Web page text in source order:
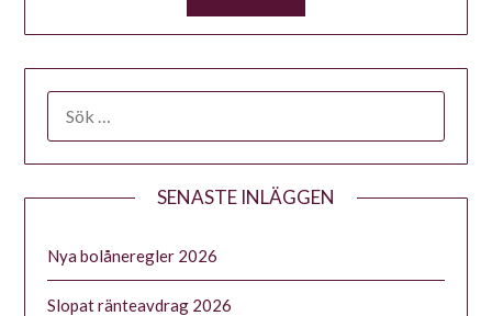
SENASTE INLÄGGEN
Nya bolåneregler 2026
Slopat ränteavdrag 2026